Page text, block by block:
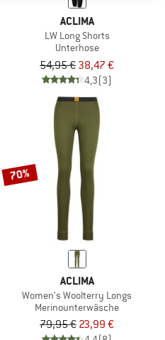
ACLIMA
LW Long Shorts
Unterhose
54,95 € 38,47 €
4,3(3)
70%
ACLIMA
Women's Woolterry Longs
Merinounterwäsche
79,95 € 23,99 €